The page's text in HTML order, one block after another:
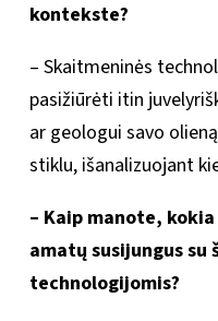
kontekste?
– Skaitmeninės
pasižiūrėti itin
ar geologui savo
stiklu, išanalizuojant
– Kaip manote,
amatų susijungus su
technologijomis?